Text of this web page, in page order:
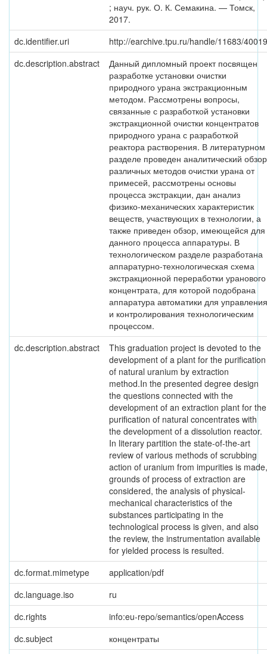
; науч. рук. О. К. Семакина. — Томск,
2017.
dc.identifier.uri
http://earchive.tpu.ru/handle/11683/40019
dc.description.abstract
Данный дипломный проект посвящен
разработке установки очистки
природного урана экстракционным
методом. Рассмотрены вопросы,
связанные с разработкой установки
экстракционной очистки концентратов
природного урана с разработкой
реактора растворения. В литературном
разделе проведен аналитический обзор
различных методов очистки урана от
примесей, рассмотрены основы
процесса экстракции, дан анализ
физико-механических характеристик
веществ, участвующих в технологии, а
также приведен обзор, имеющейся для
данного процесса аппаратуры. В
технологическом разделе разработана
аппаратурно-технологическая схема
экстракционной переработки уранового
концентрата, для которой подобрана
аппаратура автоматики для управления
и контролирования технологическим
процессом.
dc.description.abstract
This graduation project is devoted to the
development of a plant for the purification
of natural uranium by extraction
method.In the presented degree design
the questions connected with the
development of an extraction plant for the
purification of natural concentrates with
the development of a dissolution reactor.
In literary partition the state-of-the-art
review of various methods of scrubbing
action of uranium from impurities is made,
grounds of process of extraction are
considered, the analysis of physical-
mechanical characteristics of the
substances participating in the
technological process is given, and also
the review, the instrumentation available
for yielded process is resulted.
dc.format.mimetype
application/pdf
dc.language.iso
ru
dc.rights
info:eu-repo/semantics/openAccess
dc.subject
концентраты